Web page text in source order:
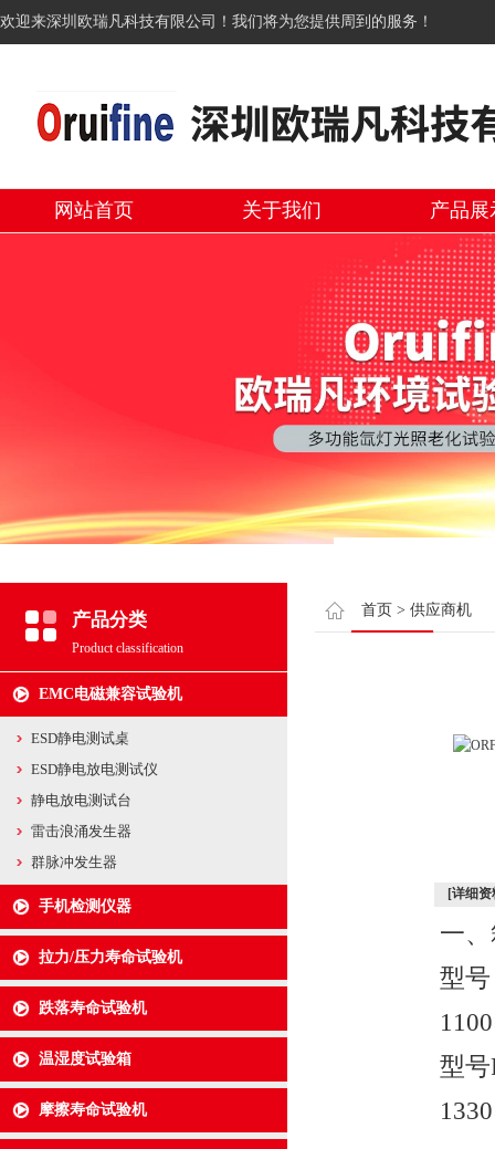
欢迎来深圳欧瑞凡科技有限公司！我们将为您提供周到的服务！
网站首页 关于我们 产品展
产品分类
Product classification
EMC电磁兼容试验机
ESD静电测试桌
ESD静电放电测试仪
静电放电测试台
雷击浪涌发生器
群脉冲发生器
手机检测仪器
拉力/压力寿命试验机
跌落寿命试验机
温湿度试验箱
摩擦寿命试验机
首页 > 供应商机
[详细资
一
型
型